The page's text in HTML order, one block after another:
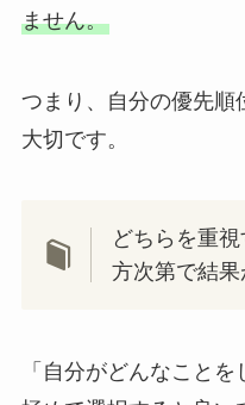
ません。
つまり、自分の優先順
大切です。
どちらを重
方次第で結果
「自分がどんなこと